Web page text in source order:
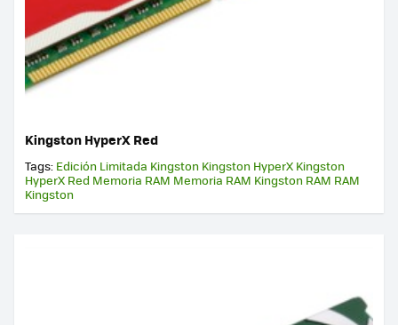
Kingston HyperX Red
Tags: Edición Limitada Kingston Kingston HyperX Kingston
HyperX Red Memoria RAM Memoria RAM Kingston RAM RAM
Kingston